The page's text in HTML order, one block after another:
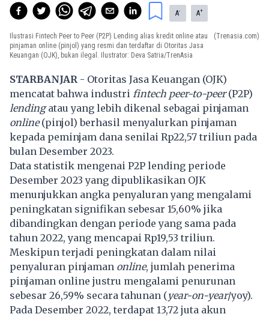
A- A+
Ilustrasi Fintech Peer to Peer (P2P) Lending alias kredit online atau
pinjaman online (pinjol) yang resmi dan terdaftar di Otoritas Jasa
Keuangan (OJK), bukan ilegal. Ilustrator: Deva Satria/TrenAsia
(Trenasia.com)
STARBANJAR - Otoritas Jasa Keuangan (OJK)
mencatat bahwa industri fintech peer-to-peer(P2P)
lendingatau yang lebih dikenal sebagai pinjaman
online(pinjol) berhasil menyalurkan pinjaman
kepada peminjam dana senilai Rp22,57 triliun pada
bulan Desember 2023.
Data statistik mengenai P2P lending periode
Desember 2023 yang dipublikasikan OJK
menunjukkan angka penyaluran yang mengalami
peningkatan signifikan sebesar 15,60% jika
dibandingkan dengan periode yang sama pada
tahun 2022, yang mencapai Rp19,53 triliun.
Meskipun terjadi peningkatan dalam nilai
penyaluran pinjaman online, jumlah penerima
pinjaman online justru mengalami penurunan
sebesar 26,59% secara tahunan (year-on-year/yoy).
Pada Desember 2022, terdapat 13,72 juta akun